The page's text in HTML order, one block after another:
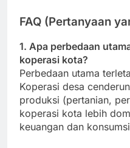
FAQ (Pertanyaan
1. Apa perbedaan
koperasi kota?
Perbedaan utama
Koperasi desa
produksi (pertanian,
koperasi kota lebih
keuangan dan